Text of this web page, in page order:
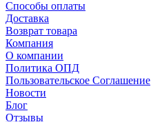
Способы оплаты
Доставка
Возврат товара
Компания
О компании
Политика ОПД
Пользовательское Соглашение
Новости
Блог
Отзывы